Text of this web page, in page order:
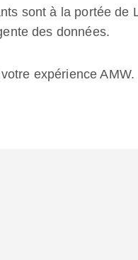
sont à la portée de
des données.
expérience AMW.